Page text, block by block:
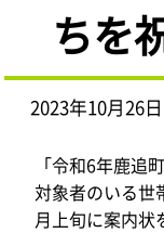
ちを
2023年10月26
「令和6年鹿追
対象者のいる世
月上旬に案内状